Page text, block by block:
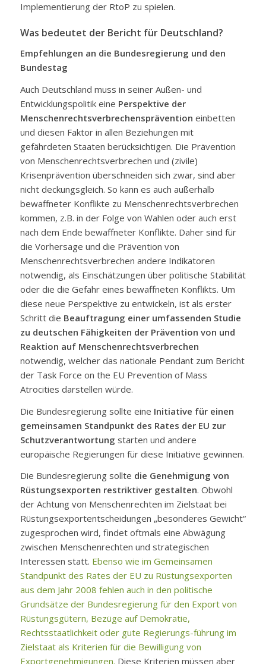
Implementierung der RtoP zu spielen.
Was bedeutet der Bericht für Deutschland?
Empfehlungen an die Bundesregierung und den
Bundestag
Auch Deutschland muss in seiner Außen- und
Entwicklungspolitik eine Perspektive der
Menschenrechtsverbrechensprävention einbetten
und diesen Faktor in allen Beziehungen mit
gefährdeten Staaten berücksichtigen. Die Prävention
von Menschenrechtsverbrechen und (zivile)
Krisenprävention überschneiden sich zwar, sind aber
nicht deckungsgleich. So kann es auch außerhalb
bewaffneter Konflikte zu Menschenrechtsverbrechen
kommen, z.B. in der Folge von Wahlen oder auch erst
nach dem Ende bewaffneter Konflikte. Daher sind für
die Vorhersage und die Prävention von
Menschenrechtsverbrechen andere Indikatoren
notwendig, als Einschätzungen über politische Stabilität
oder die die Gefahr eines bewaffneten Konflikts. Um
diese neue Perspektive zu entwickeln, ist als erster
Schritt die Beauftragung einer umfassenden Studie
zu deutschen Fähigkeiten der Prävention von und
Reaktion auf Menschenrechtsverbrechen
notwendig, welcher das nationale Pendant zum Bericht
der Task Force on the EU Prevention of Mass
Atrocities darstellen würde.
Die Bundesregierung sollte eine Initiative für einen
gemeinsamen Standpunkt des Rates der EU zur
Schutzverantwortung starten und andere
europäische Regierungen für diese Initiative gewinnen.
Die Bundesregierung sollte die Genehmigung von
Rüstungsexporten restriktiver gestalten. Obwohl
der Achtung von Menschenrechten im Zielstaat bei
Rüstungsexportentscheidungen „besonderes Gewicht“
zugesprochen wird, findet oftmals eine Abwägung
zwischen Menschenrechten und strategischen
Interessen statt. Ebenso wie im Gemeinsamen
Standpunkt des Rates der EU zu Rüstungsexporten
aus dem Jahr 2008 fehlen auch in den politische
Grundsätze der Bundesregierung für den Export von
Rüstungsgütern, Bezüge auf Demokratie,
Rechtsstaatlichkeit oder gute Regierungs-führung im
Zielstaat als Kriterien für die Bewilligung von
Exportgenehmigungen. Diese Kriterien müssen aber